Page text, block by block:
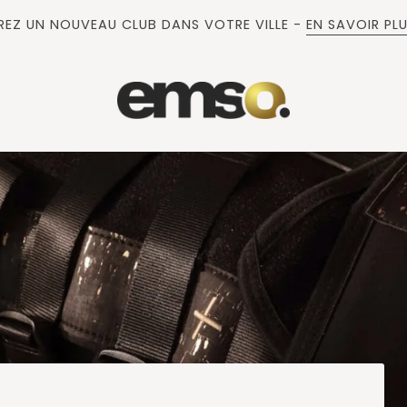
UN NOUVEAU CLUB DANS VOTRE VILLE - EN SAVOIR